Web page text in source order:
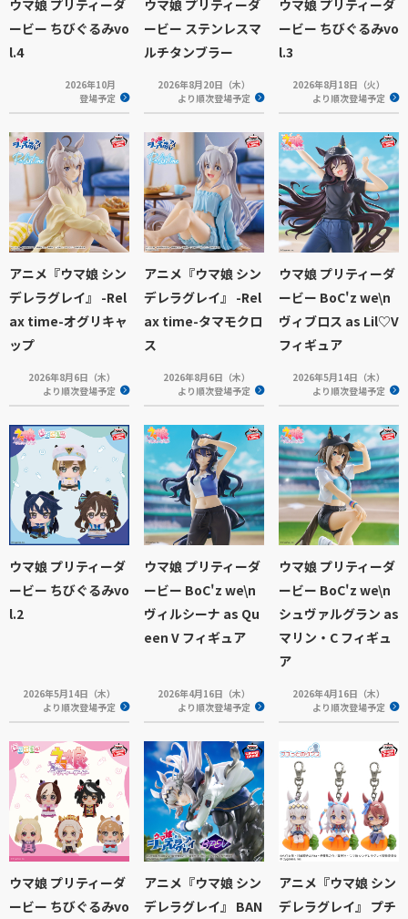
ウマ娘 プリティーダ
ービー ちびぐるみvo
l.4
2026年10月
登場予定
ウマ娘 プリティーダ
ービー ステンレスマ
ルチタンブラー
2026年8月20日（木）
より順次登場予定
ウマ娘 プリティーダ
ービー ちびぐるみvo
l.3
2026年8月18日（火）
より順次登場予定
アニメ『ウマ娘 シン
デレラグレイ』 -Rel
ax time-オグリキャ
ップ
2026年8月6日（木）
より順次登場予定
アニメ『ウマ娘 シン
デレラグレイ』 -Rel
ax time-タマモクロ
ス
2026年8月6日（木）
より順次登場予定
ウマ娘 プリティーダ
ービー BoC'z we\n
ヴィブロス as Lil♡V
フィギュア
2026年5月14日（木）
より順次登場予定
ウマ娘 プリティーダ
ービー ちびぐるみvo
l.2
2026年5月14日（木）
より順次登場予定
ウマ娘 プリティーダ
ービー BoC'z we\n
ヴィルシーナ as Qu
een V フィギュア
2026年4月16日（木）
より順次登場予定
ウマ娘 プリティーダ
ービー BoC'z we\n
シュヴァルグラン as
マリン・C フィギュ
ア
2026年4月16日（木）
より順次登場予定
ウマ娘 プリティーダ
ービー ちびぐるみvo
アニメ『ウマ娘 シン
デレラグレイ』 BAN
アニメ『ウマ娘 シン
デレラグレイ』 プチ